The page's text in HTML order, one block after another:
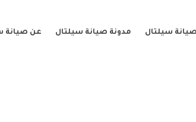
سيلتال مدونة صيانة سيلتال عن صيانة